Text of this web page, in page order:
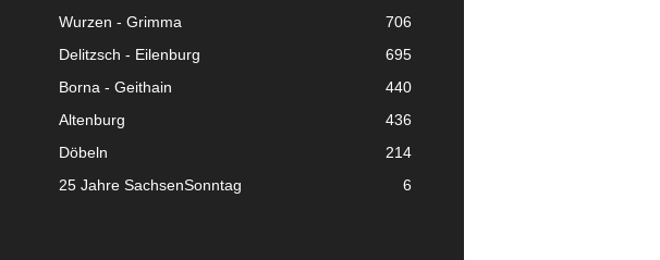
Wurzen - Grimma
706
Delitzsch - Eilenburg
695
Borna - Geithain
440
Altenburg
436
Döbeln
214
25 Jahre SachsenSonntag
6